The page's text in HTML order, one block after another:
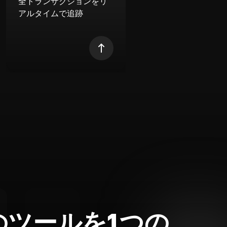
アルタイムで追跡